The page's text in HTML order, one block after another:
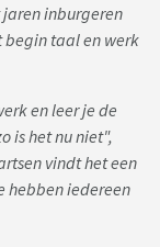
inburgeren
begin taal en werk
en leer je de
is het nu niet",
vindt het een
hebben iedereen